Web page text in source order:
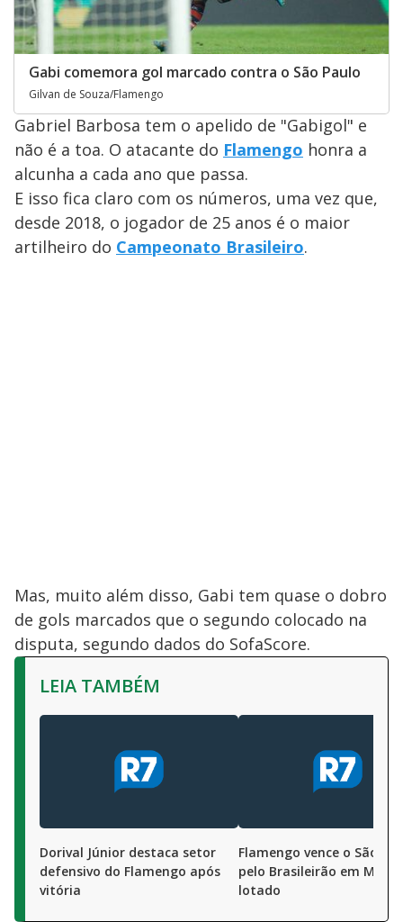
Gabi comemora gol marcado contra o São Paulo
Gilvan de Souza/Flamengo
Gabriel Barbosa tem o apelido de "Gabigol" e
não é a toa. O atacante do Flamengo honra a
alcunha a cada ano que passa.
E isso fica claro com os números, uma vez que,
desde 2018, o jogador de 25 anos é o maior
artilheiro do Campeonato Brasileiro.
Mas, muito além disso, Gabi tem quase o dobro
de gols marcados que o segundo colocado na
disputa, segundo dados do SofaScore.
LEIA TAMBÉM
Dorival Júnior destaca setor
defensivo do Flamengo após
vitória
Flamengo vence o São
pelo Brasileirão em
lotado